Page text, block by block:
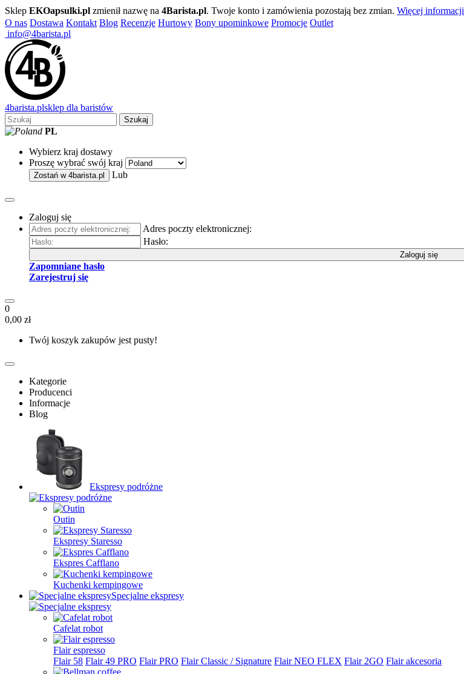
Sklep EKOapsulki.pl zmienił nazwę na 4Barista.pl. Twoje konto i zamówienia pozostają bez zmian. Więcej informacji
O nas Dostawa Kontakt Blog Recenzje Hurtowy Bony upominkowe Promocje Outlet
info@4barista.pl
4barista.plsklep dla baristów
Szukaj
PL
Wybierz kraj dostawy
Proszę wybrać swój kraj
Zostań w 4barista.pl Lub
Zaloguj się
Adres poczty elektronicznej:
Hasło:
Zaloguj się
Zapomniane hasło
Zarejestruj się
0
0,00 zł
Twój koszyk zakupów jest pusty!
Kategorie
Producenci
Informacje
Blog
Ekspresy podróżne
Outin
Ekspresy Staresso
Ekspres Cafflano
Kuchenki kempingowe
Specjalne ekspresy
Cafelat robot
Flair espresso
Flair 58 Flair 49 PRO Flair PRO Flair Classic / Signature Flair NEO FLEX Flair 2GO Flair akcesoria